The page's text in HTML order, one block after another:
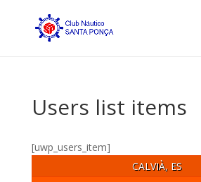
Users list items
[uwp_users_item]
CALVIÀ, ES